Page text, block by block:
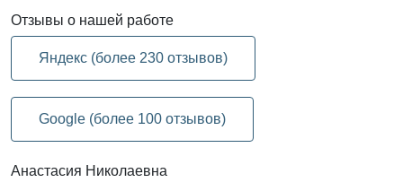
Отзывы о нашей работе
Яндекс (более 230 отзывов)
Google (более 100 отзывов)
Анастасия Николаевна